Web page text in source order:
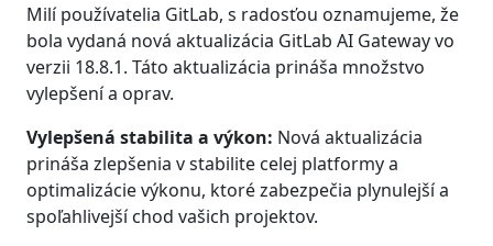
Milí používatelia GitLab, s radosťou oznamujeme, že
bola vydaná nová aktualizácia GitLab AI Gateway vo
verzii 18.8.1. Táto aktualizácia prináša množstvo
vylepšení a oprav.
Vylepšená stabilita a výkon: Nová aktualizácia
prináša zlepšenia v stabilite celej platformy a
optimalizácie výkonu, ktoré zabezpečia plynulejší a
spoľahlivejší chod vašich projektov.